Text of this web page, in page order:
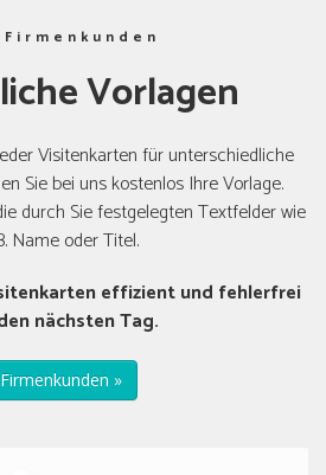
Vorlagen
Visitenkarten für unterschiedliche
Sie bei uns kostenlos Ihre Vorlage.
durch Sie festgelegten Textfelder wie
Name oder Titel.
effizient und fehlerfrei
nächsten Tag.
Firmenkunden »